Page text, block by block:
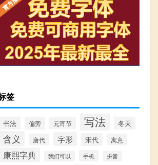
签
书法 偏旁 元宵节 写法 冬天
含义 唐代 字形 宋代 寓意
康熙字典 我们可以 手机 拼音